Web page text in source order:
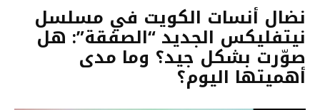
نضال أنسات الكويت في مسلسل
نيتفليكس الجديد “الصفقة”: هل
صوّرت بشكل جيد؟ وما مدى
أهميتها اليوم؟